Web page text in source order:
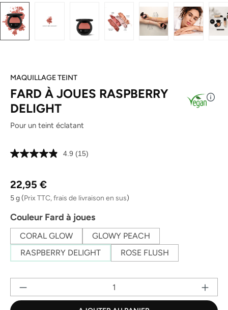
MAQUILLAGE TEINT
FARD À JOUES RASPBERRY
DELIGHT
Pour un teint éclatant
4.9 Lire
la
page.
(15)
Prix régulier :
22,95 €
5 g(Prix TTC, frais de livraison en sus)
Sélectionnez
Couleur Fard à joues
CORAL GLOW
GLOWY PEACH
RASPBERRY DELIGHT
ROSE FLUSH